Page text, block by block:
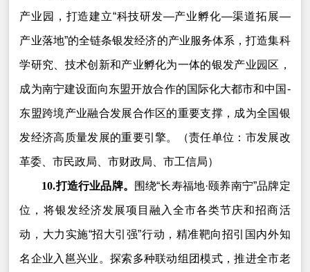
产业园，打造建立“科技研发—产业孵化—渠道拓展—
产业落地”的全链条银发经济的产业服务体系，打造集科
学研究、技术创新和产业孵化为一体的银发产业园区，
成为南宁建设面向东盟开放合作的国际化大都市和中国-
东盟跨境产业融合发展合作区的重要支撑，成为全国银
发经济高质量发展的重要引擎。（责任单位：市发展改
革委、市民政局、市财政局、市工信局）
10.打造行业品牌。 围绕“长寿福地·颐养南宁”品牌定
位，将银发经济发展项目融入全市各类节庆和招商活
动，大力实施“招大引强”行动，精准靶向招引国内外知
名企业入邕兴业。探索多种联动组团模式，推进全市老